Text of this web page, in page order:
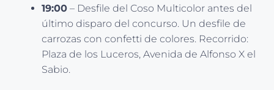
19:00 – Desfile del Coso Multicolor antes del
último disparo del concurso. Un desfile de
carrozas con confetti de colores. Recorrido:
Plaza de los Luceros, Avenida de Alfonso X el
Sabio.